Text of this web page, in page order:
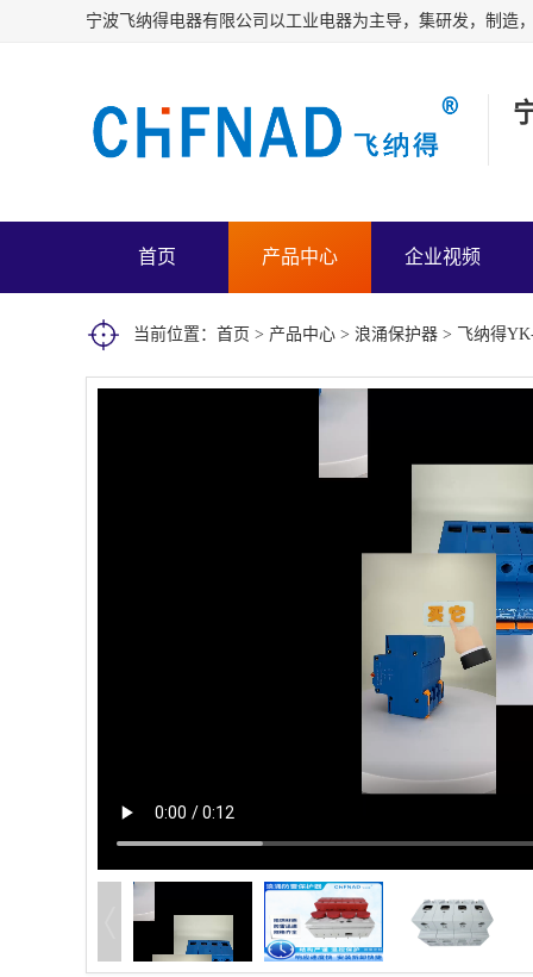
首页 产品中心 企业视频
当前位置： 首页 > 产品中心 > 浪涌保护器 > 飞纳得